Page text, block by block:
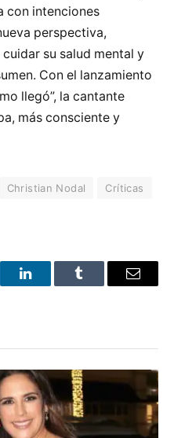
con intenciones
perspectiva,
su salud mental y
Con el lanzamiento
llegó”, la cantante
más consciente y
Christian Nodal
Críticas
LinkedInTumblr Email